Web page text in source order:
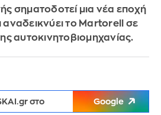
σηματοδοτεί μια νέα εποχή
αναδεικνύει το Martorell σε
αυτοκινητοβιομηχανίας.
στο Google